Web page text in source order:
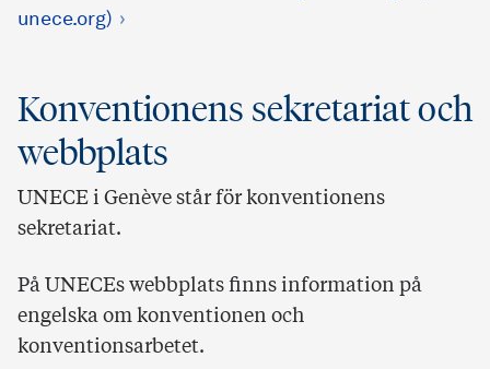
unece.org)
Konventionens sekretariat och
webbplats
UNECE i Genève står för konventionens
sekretariat.
På UNECEs webbplats finns information på
engelska om konventionen och
konventionsarbetet.